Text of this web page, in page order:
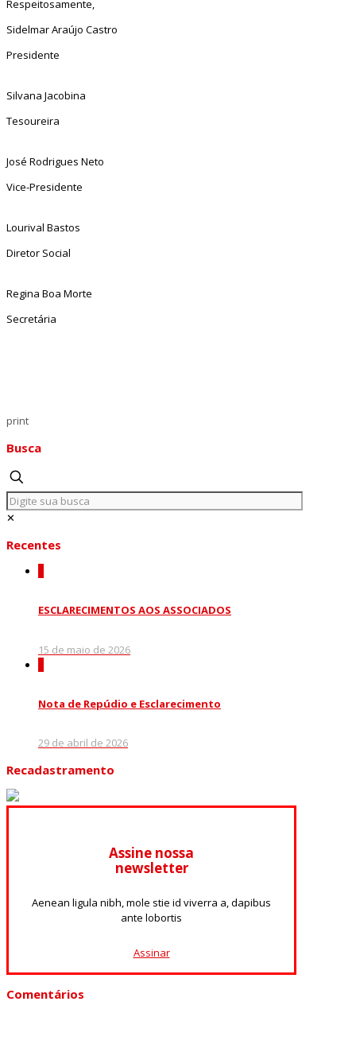
Respeitosamente,
Sidelmar Araújo Castro
Presidente
Silvana Jacobina
Tesoureira
José Rodrigues Neto
Vice-Presidente
Lourival Bastos
Diretor Social
Regina Boa Morte
Secretária
print
Busca
✕
Recentes
ESCLARECIMENTOS AOS ASSOCIADOS
15 de maio de 2026
Nota de Repúdio e Esclarecimento
29 de abril de 2026
Recadastramento
Assine nossa
newsletter
Aenean ligula nibh, mole stie id viverra a, dapibus
ante lobortis
Assinar
Comentários